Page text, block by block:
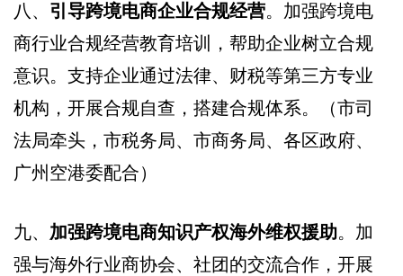
八、 引导跨境电商企业合规经营。加强跨境电
商行业合规经营教育培训，帮助企业树立合规
意识。支持企业通过法律、财税等第三方专业
机构，开展合规自查，搭建合规体系。（市司
法局牵头，市税务局、市商务局、各区政府、
广州空港委配合）
九、 加强跨境电商知识产权海外维权援助。加
强与海外行业商协会、社团的交流合作，开展